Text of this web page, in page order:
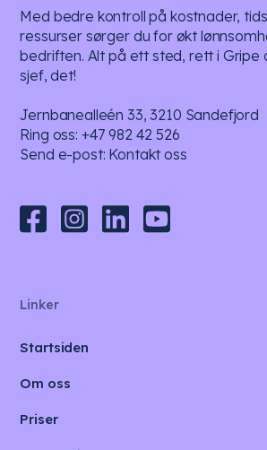
Med bedre kontroll på kostnader,
ressurser sørger du for økt
bedriften. Alt på ett sted, rett i Gripe
sjef, det!
Jernbanealleén 33, 3210 Sandefjord
Ring oss: +47 982 42 526
Send e-post: Kontakt oss
Linker
Startsiden
Om oss
Priser